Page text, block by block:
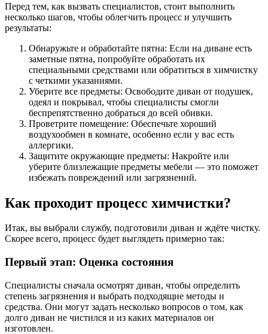
Перед тем, как вызвать специалистов, стоит выполнить
несколько шагов, чтобы облегчить процесс и улучшить
результаты:
Обнаружьте и обработайте пятна: Если на диване есть
заметные пятна, попробуйте обработать их
специальными средствами или обратиться в химчистку
с четкими указаниями.
Уберите все предметы: Освободите диван от подушек,
одеял и покрывал, чтобы специалисты смогли
беспрепятственно добраться до всей обивки.
Проветрите помещение: Обеспечьте хороший
воздухообмен в комнате, особенно если у вас есть
аллергики.
Защитите окружающие предметы: Накройте или
уберите близлежащие предметы мебели — это поможет
избежать повреждений или загрязнений.
Как проходит процесс химчистки?
Итак, вы выбрали службу, подготовили диван и ждёте чистку.
Скорее всего, процесс будет выглядеть примерно так:
Первый этап: Оценка состояния
Специалисты сначала осмотрят диван, чтобы определить
степень загрязнения и выбрать подходящие методы и
средства. Они могут задать несколько вопросов о том, как
долго диван не чистился и из каких материалов он
изготовлен.